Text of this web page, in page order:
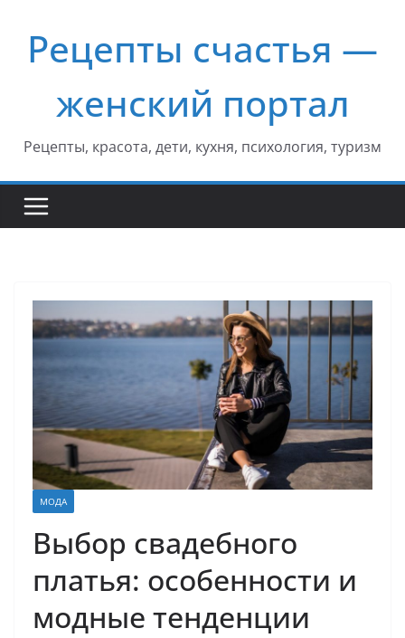
содержимому
Рецепты счастья —
женский портал
Рецепты, красота, дети, кухня, психология, туризм
МОДА
Выбор свадебного
платья: особенности и
модные тенденции